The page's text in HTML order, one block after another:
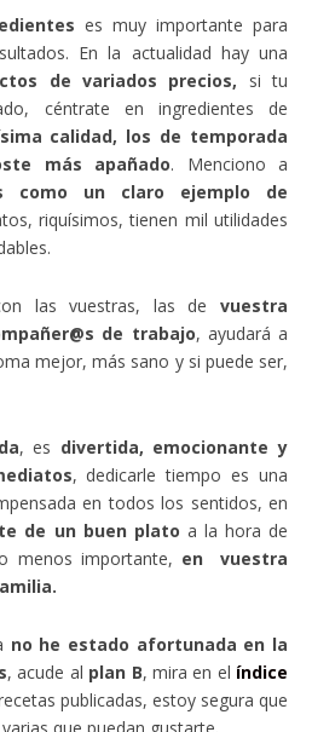
es muy importante para
En la actualidad hay una
de variados precios, si tu
céntrate en ingredientes de
calidad, los de temporada
más apañado. Menciono a
como un claro ejemplo de
riquísimos, tienen mil utilidades
las vuestras, las de vuestra
de trabajo, ayudará a
mejor, más sano y si puede ser,
, es divertida, emocionante y
, dedicarle tiempo es una
en todos los sentidos, en
de un buen plato a la hora de
menos importante, en vuestra
no he estado afortunada en la
, acude al plan B, mira en el índice
publicadas, estoy segura que